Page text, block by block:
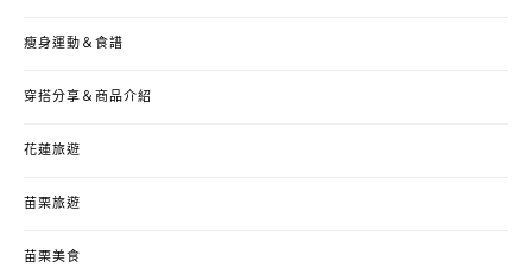
瘦身運動＆食譜
穿搭分享＆商品介紹
花蓮旅遊
苗栗旅遊
苗栗美食